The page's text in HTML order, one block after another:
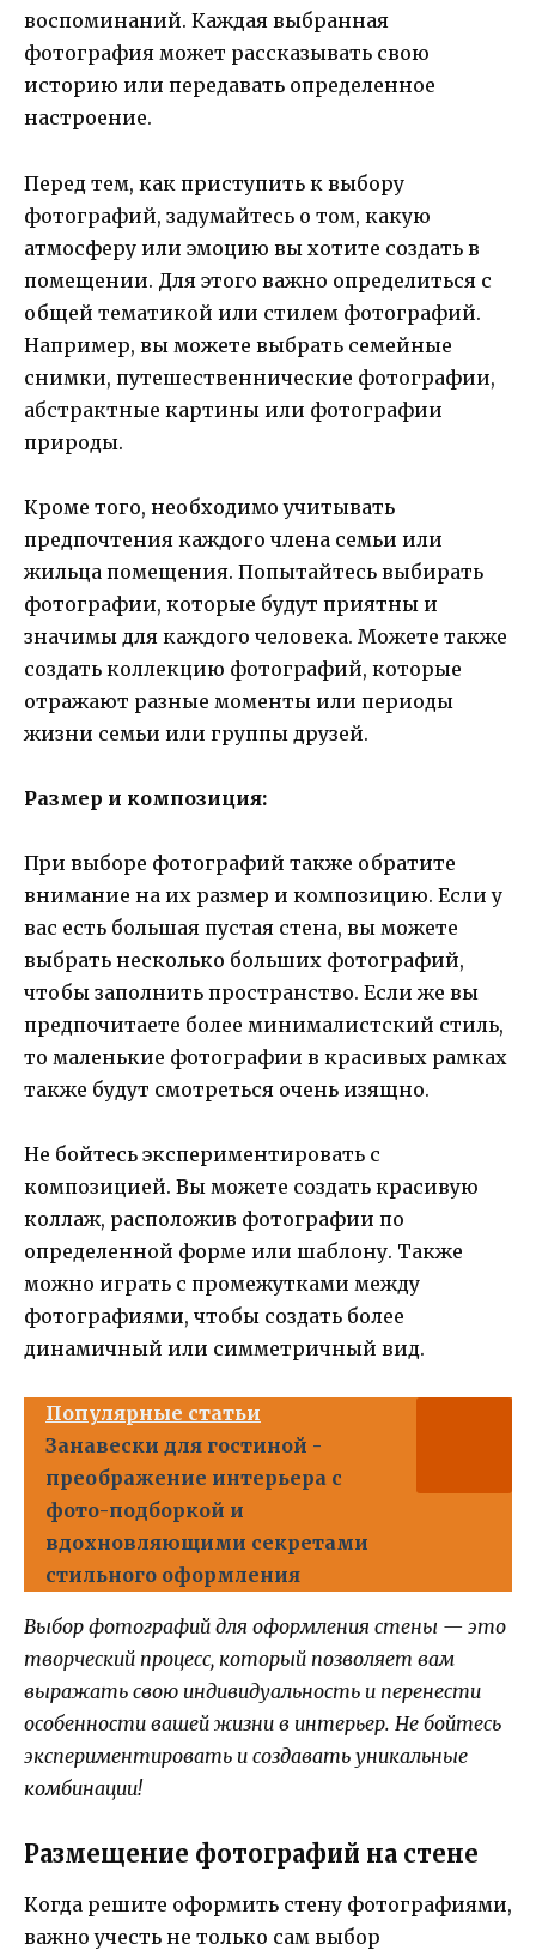
воспоминаний. Каждая выбранная
фотография может рассказывать свою
историю или передавать определенное
настроение.
Перед тем, как приступить к выбору
фотографий, задумайтесь о том, какую
атмосферу или эмоцию вы хотите создать в
помещении. Для этого важно определиться с
общей тематикой или стилем фотографий.
Например, вы можете выбрать семейные
снимки, путешественнические фотографии,
абстрактные картины или фотографии
природы.
Кроме того, необходимо учитывать
предпочтения каждого члена семьи или
жильца помещения. Попытайтесь выбирать
фотографии, которые будут приятны и
значимы для каждого человека. Можете также
создать коллекцию фотографий, которые
отражают разные моменты или периоды
жизни семьи или группы друзей.
Размер и композиция:
При выборе фотографий также обратите
внимание на их размер и композицию. Если у
вас есть большая пустая стена, вы можете
выбрать несколько больших фотографий,
чтобы заполнить пространство. Если же вы
предпочитаете более минималистский стиль,
то маленькие фотографии в красивых рамках
также будут смотреться очень изящно.
Не бойтесь экспериментировать с
композицией. Вы можете создать красивую
коллаж, расположив фотографии по
определенной форме или шаблону. Также
можно играть с промежутками между
фотографиями, чтобы создать более
динамичный или симметричный вид.
Популярные статьи
Занавески для гостиной -
преображение интерьера с
фото-подборкой и
вдохновляющими секретами
стильного оформления
Выбор фотографий для оформления стены — это
творческий процесс, который позволяет вам
выражать свою индивидуальность и перенести
особенности вашей жизни в интерьер. Не бойтесь
экспериментировать и создавать уникальные
комбинации!
Размещение фотографий на стене
Когда решите оформить стену фотографиями,
важно учесть не только сам выбор